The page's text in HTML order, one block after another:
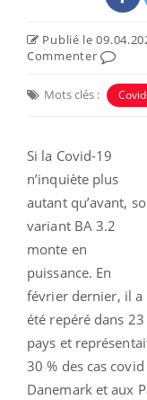
Publié le
Commenter
Mots clés :
Si la Covid-19
n’inquiète plus
autant qu’avant,
variant BA 3.2
monte en
puissance. En
février dernier, il a
été repéré dans 23
pays et
30 % des cas
Danemark et aux